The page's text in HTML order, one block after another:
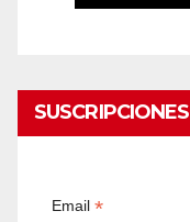
SUSCRIPCIONES
Email*